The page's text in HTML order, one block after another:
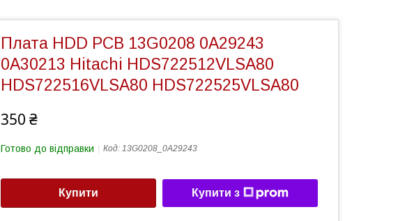
Плата HDD PCB 13G0208 0A29243
0A30213 Hitachi HDS722512VLSA80
HDS722516VLSA80 HDS722525VLSA80
350 ₴
Готово до відправки Код: 13G0208_0A29243
Купити Купити з